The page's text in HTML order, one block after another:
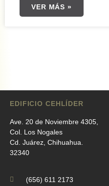
VER MÁS »
EDIFICIO CEHLÍDER
Ave. 20 de Noviembre 4305,
Col. Los Nogales
Cd. Juárez, Chihuahua.
32340
(656) 611 2173